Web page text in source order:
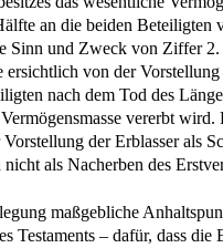
an die beiden Beteiligten
Sinn und Zweck von Ziffer 2.
ersichtlich von der Vorstellung
nach dem Tod des
vererbt wird.
der Erblasser als
als Nacherben des
maßgebliche
Testaments – dafür, dass die